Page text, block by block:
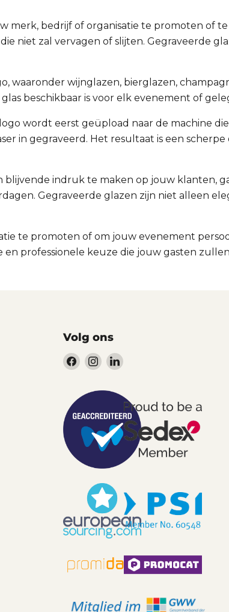
bedrijf of organisatie te promoten of
niet zal vervagen of slijten. Gegraveerde
waaronder wijnglazen, bierglazen,
beschikbaar is voor elk evenement of
wordt eerst geüpload naar de machine
in gegraveerd. Het resultaat is een
indruk te maken op jouw klanten,
Gegraveerde glazen zijn niet alleen
te promoten of om jouw evenement
professionele keuze die jouw gasten
Volg ons
Vind
ons
Facebook
Vind
ons
op
Instagram
Vind
LinkedIn